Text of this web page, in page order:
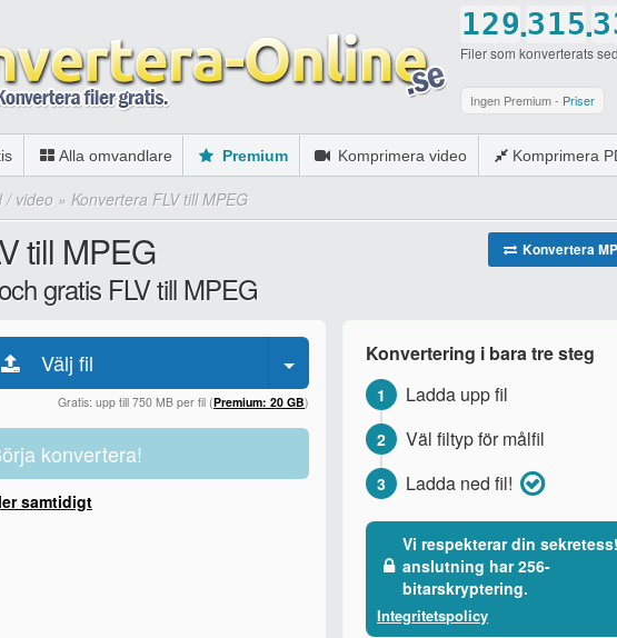
1
2
3
4
5
6
0
2
3
4
5
6
7
9
0
.3
4
5
6
7
8
9
1
2
3
4
5
6
7
0
5
6
7
8
9
0
.3
4
5
6
7
8
9
Filer som konverterats
Ingen Premium - Priser
Alla omvandlare Premium Komprimera video Komprimera
/ video » Konvertera FLV till MPEG
Konvertera
till MPEG
gratis FLV till MPEG
Välj fil
Gratis: upp till 750 MB per fil (Premium: 20 GB)
konvertera!
samtidigt
Konvertering i bara tre steg
1 Ladda upp fil
2 Väl filtyp för målfil
3 Ladda ned fil!
Vi respekterar din
anslutning har 256-
bitarskryptering.
Integritetspolicy